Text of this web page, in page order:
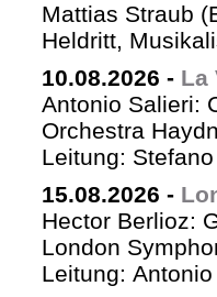
Mattias Straub
Heldritt,
10.08.2026 - La
Antonio Salieri:
Orchestra
Leitung:
15.08.2026 -
Hector Berlioz:
London
Leitung: